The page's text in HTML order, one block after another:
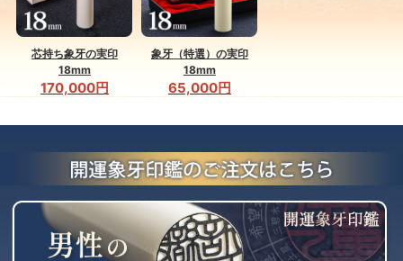
芯持ち象牙の実印
18mm
170,000円
象牙（特選）の実印
18mm
65,000円